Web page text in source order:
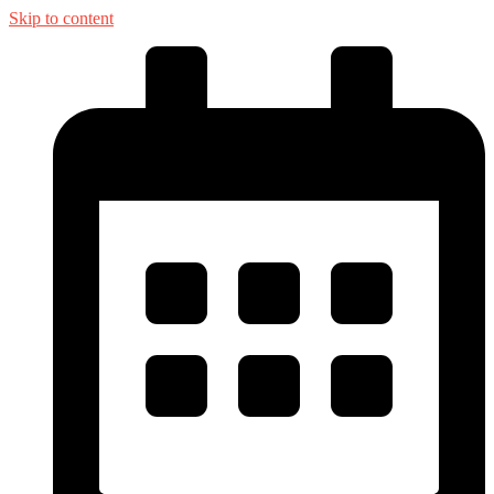
Skip to content